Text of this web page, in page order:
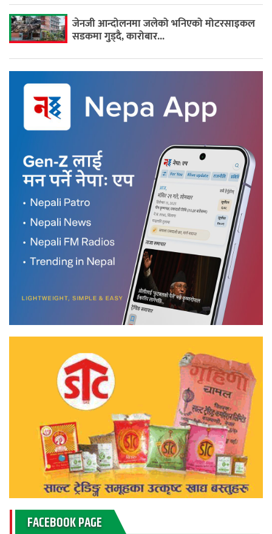
जेनजी आन्दोलनमा जलेको भनिएको मोटरसाइकल
सडकमा गुड्दै, कारोबार...
FACEBOOK PAGE